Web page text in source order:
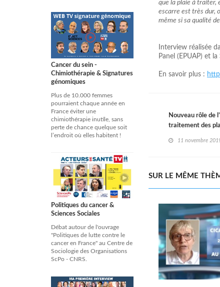
Cancer du sein -
Chimiothérapie & Signatures
génomiques
Plus de 10.000 femmes
pourraient chaque année en
France éviter une
chimiothérapie inutile, sans
perte de chance quelque soit
l’endroit où elles habitent !
Politiques du cancer &
Sciences Sociales
Débat autour de l'ouvrage
"Politiques de lutte contre le
cancer en France" au Centre de
Sociologie des Organisations
ScPo - CNRS.
que la plaie à traiter,
escarre est très dur,
même si sa qualité
Interview réalisée
Panel (EPUAP) et
En savoir plus :
Nouveau rôle de
traitement des
11 novembre
SUR LE MÊME